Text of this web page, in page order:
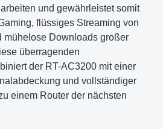
und gewährleistet somit
flüssiges Streaming von
mühelose Downloads großer
überragenden
der RT-AC3200 mit einer
und vollständiger
einem Router der nächsten